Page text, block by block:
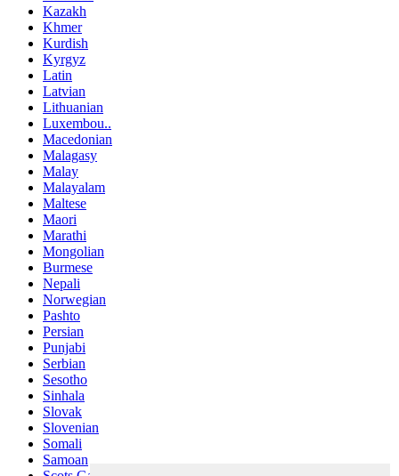
Kazakh
Khmer
Kurdish
Kyrgyz
Latin
Latvian
Lithuanian
Luxembou..
Macedonian
Malagasy
Malay
Malayalam
Maltese
Maori
Marathi
Mongolian
Burmese
Nepali
Norwegian
Pashto
Persian
Punjabi
Serbian
Sesotho
Sinhala
Slovak
Slovenian
Somali
Samoan